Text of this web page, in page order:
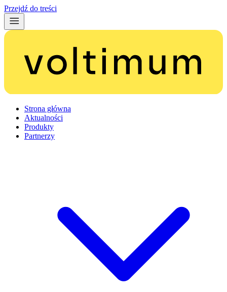
Przejdź do treści
Strona główna
Aktualności
Produkty
Partnerzy